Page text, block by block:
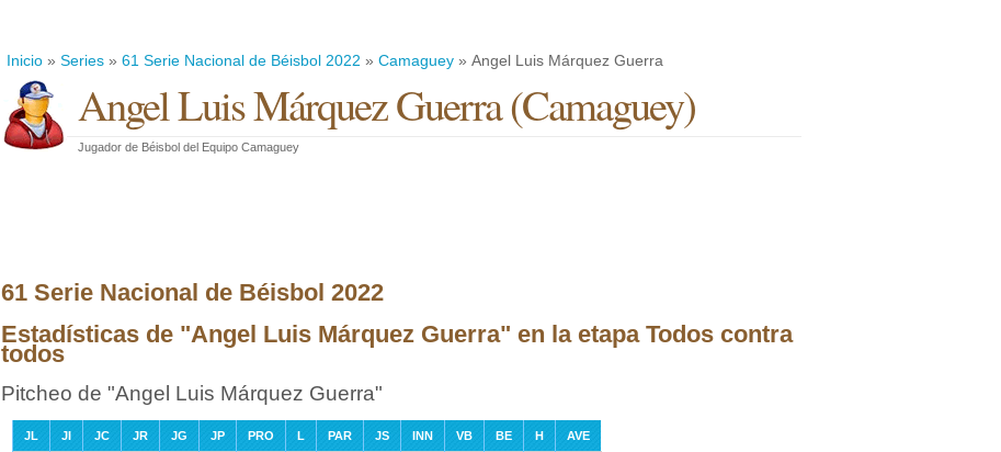
Inicio » Series » 61 Serie Nacional de Béisbol 2022 » Camaguey » Angel Luis Márquez Guerra
Angel Luis Márquez Guerra(Camaguey)
Jugador de Béisbol del Equipo Camaguey
61 Serie Nacional de Béisbol 2022
Estadísticas de "Angel Luis Márquez Guerra" en la etapa Todos contra
todos
Pitcheo de "Angel Luis Márquez Guerra"
JL JI JC JR JG JP PRO L PAR JS INN VB BE H
AVE